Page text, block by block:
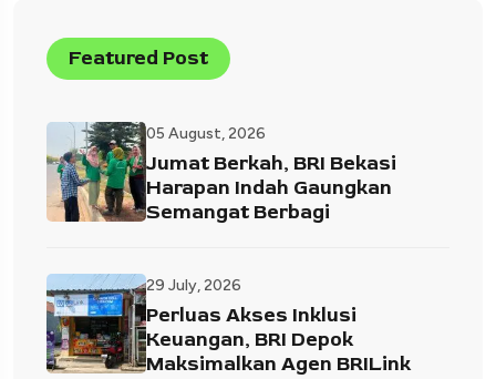
Featured Post
05 August, 2026
Jumat Berkah, BRI Bekasi
Harapan Indah Gaungkan
Semangat Berbagi
29 July, 2026
Perluas Akses Inklusi
Keuangan, BRI Depok
Maksimalkan Agen BRILink